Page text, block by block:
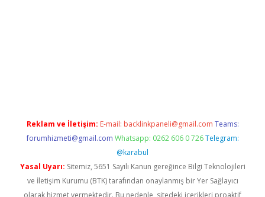
Reklam ve İletişim: E-mail: backlinkpaneli@gmail.com Teams:
forumhizmeti@gmail.com Whatsapp: 0262 606 0 726 Telegram:
@karabul
Yasal Uyarı: Sitemiz, 5651 Sayılı Kanun gereğince Bilgi Teknolojileri
ve İletişim Kurumu (BTK) tarafından onaylanmış bir Yer Sağlayıcı
olarak hizmet vermektedir. Bu nedenle, sitedeki içerikleri proaktif